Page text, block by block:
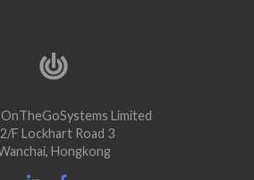
Limited
F Lockhart Road 3
Hongkong